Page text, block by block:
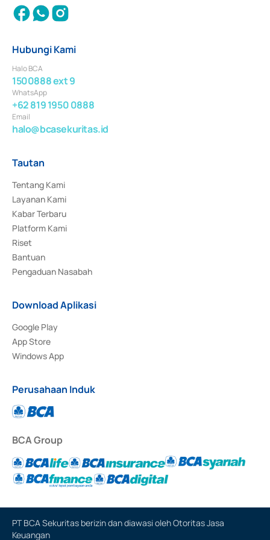
Hubungi Kami
Halo BCA
1500888 ext 9
WhatsApp
+62 819 1950 0888
Email
halo@bcasekuritas.id
Tautan
Tentang Kami
Layanan Kami
Kabar Terbaru
Platform Kami
Riset
Bantuan
Pengaduan Nasabah
Download Aplikasi
Google Play
App Store
Windows App
Perusahaan Induk
BCA Group
PT BCA Sekuritas berizin dan diawasi oleh Otoritas Jasa
Keuangan